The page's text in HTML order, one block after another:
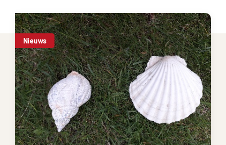
Nieuws